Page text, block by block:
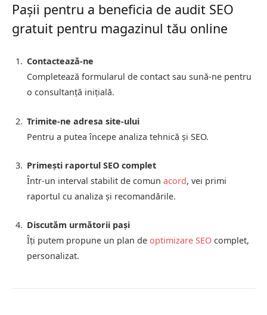
Pașii pentru a beneficia de audit SEO
gratuit pentru magazinul tău online
Contactează-ne
Completează formularul de contact sau sună-ne pentru
o consultanță inițială.
Trimite-ne adresa site-ului
Pentru a putea începe analiza tehnică și SEO.
Primești raportul SEO complet
Într-un interval stabilit de comun acord, vei primi
raportul cu analiza și recomandările.
Discutăm următorii pași
Îți putem propune un plan de optimizare SEO complet,
personalizat.